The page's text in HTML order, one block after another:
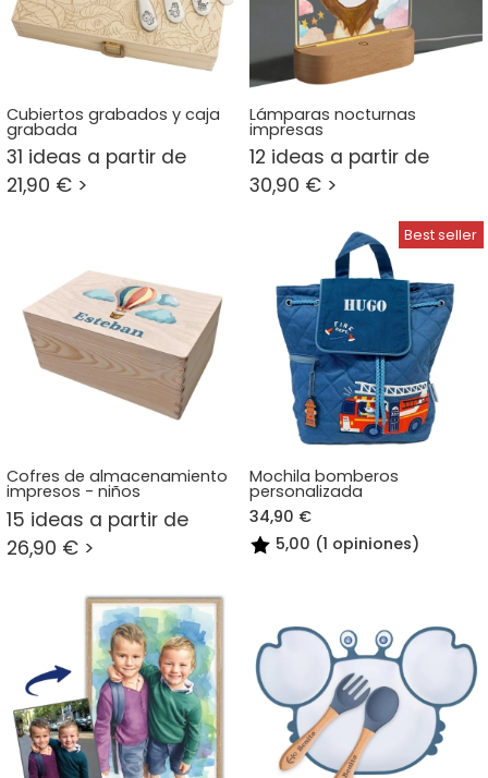
Cubiertos grabados y caja
grabada
31 ideas a partir de
21,90 € >
Lámparas nocturnas
impresas
12 ideas a partir de
30,90 € >
Cofres de almacenamiento
impresos - niños
15 ideas a partir de
26,90 € >
Mochila bomberos
personalizada
34,90 €
5,00 (1 opiniones)